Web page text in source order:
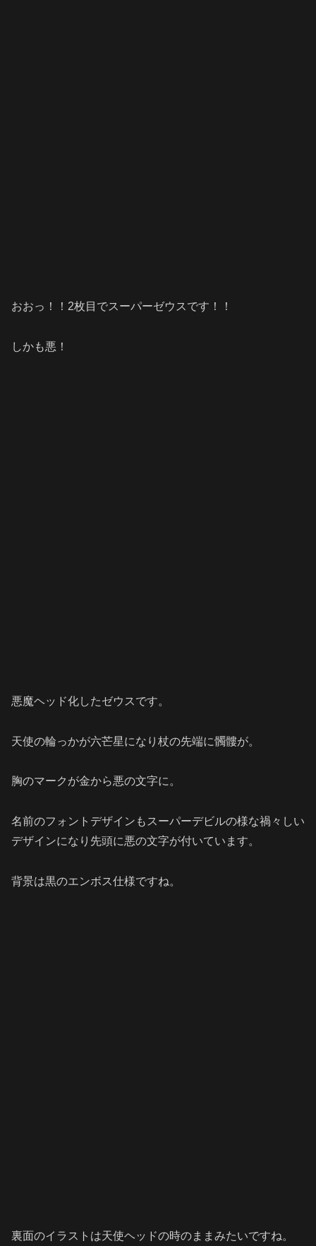
おおっ！！2枚目でスーパーゼウスです！！
しかも悪！
悪魔ヘッド化したゼウスです。
天使の輪っかが六芒星になり杖の先端に髑髏が。
胸のマークが金から悪の文字に。
名前のフォントデザインもスーパーデビルの様な禍々しい
デザインになり先頭に悪の文字が付いています。
背景は黒のエンボス仕様ですね。
裏面のイラストは天使ヘッドの時のままみたいですね。